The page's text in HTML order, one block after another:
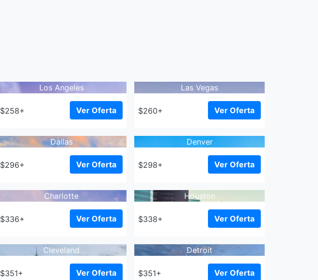
Los Angeles
$258+ Ver Oferta
Las Vegas
$260+ Ver Oferta
Dallas
$296+ Ver Oferta
Denver
$298+ Ver Oferta
Charlotte
$336+ Ver Oferta
Houston
$338+ Ver Oferta
Cleveland
$351+ Ver Oferta
Detroit
$351+ Ver Oferta